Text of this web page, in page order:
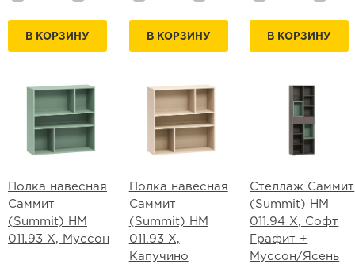
В КОРЗИНУ В КОРЗИНУ В КОРЗИНУ
Полка навесная
Саммит
(Summit) НМ
011.93 Х, Муссон
Полка навесная
Саммит
(Summit) НМ
011.93 Х,
Капучино
Стеллаж Саммит
(Summit) НМ
011.94 Х, Софт
Графит +
Муссон/Ясень